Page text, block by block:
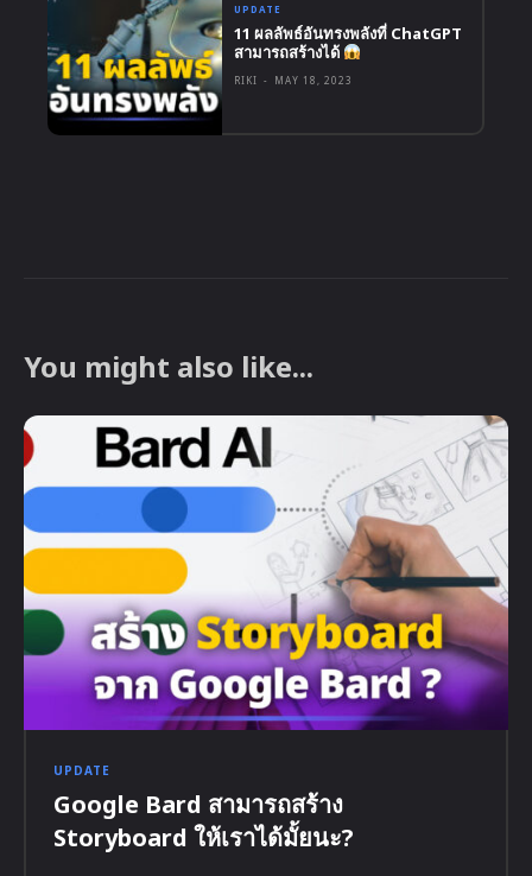
UPDATE
11 ผลลัพธ์อันทรงพลังที่ ChatGPT
สามารถสร้างได้
RIKI - MAY 18, 2023
You might also like...
UPDATE
Google Bard สามารถสร้าง
Storyboard ให้เราได้มั้ยนะ?